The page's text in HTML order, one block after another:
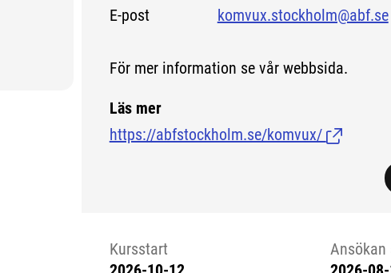
E-post komvux.stockholm@abf.se
För mer information se vår webbsida.
Läs mer
https://abfstockholm.se/komvux/ (Länk till
Kursstart
Ansökan